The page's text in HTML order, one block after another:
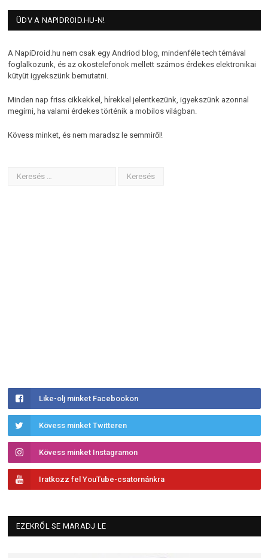
ÜDV A NAPIDROID.HU-N!
A NapiDroid.hu nem csak egy Andriod blog, mindenféle tech témával
foglalkozunk, és az okostelefonok mellett számos érdekes elektronikai
kütyüt igyekszünk bemutatni.
Minden nap friss cikkekkel, hírekkel jelentkezünk, igyekszünk azonnal
megírni, ha valami érdekes történik a mobilos világban.
Kövess minket, és nem maradsz le semmiről!
Like-olj minket Facebookon
Kövess minket Twitteren
Kövess minket Instagramon
Iratkozz fel YouTube-csatornánkra
EZEKRŐL SE MARADJ LE